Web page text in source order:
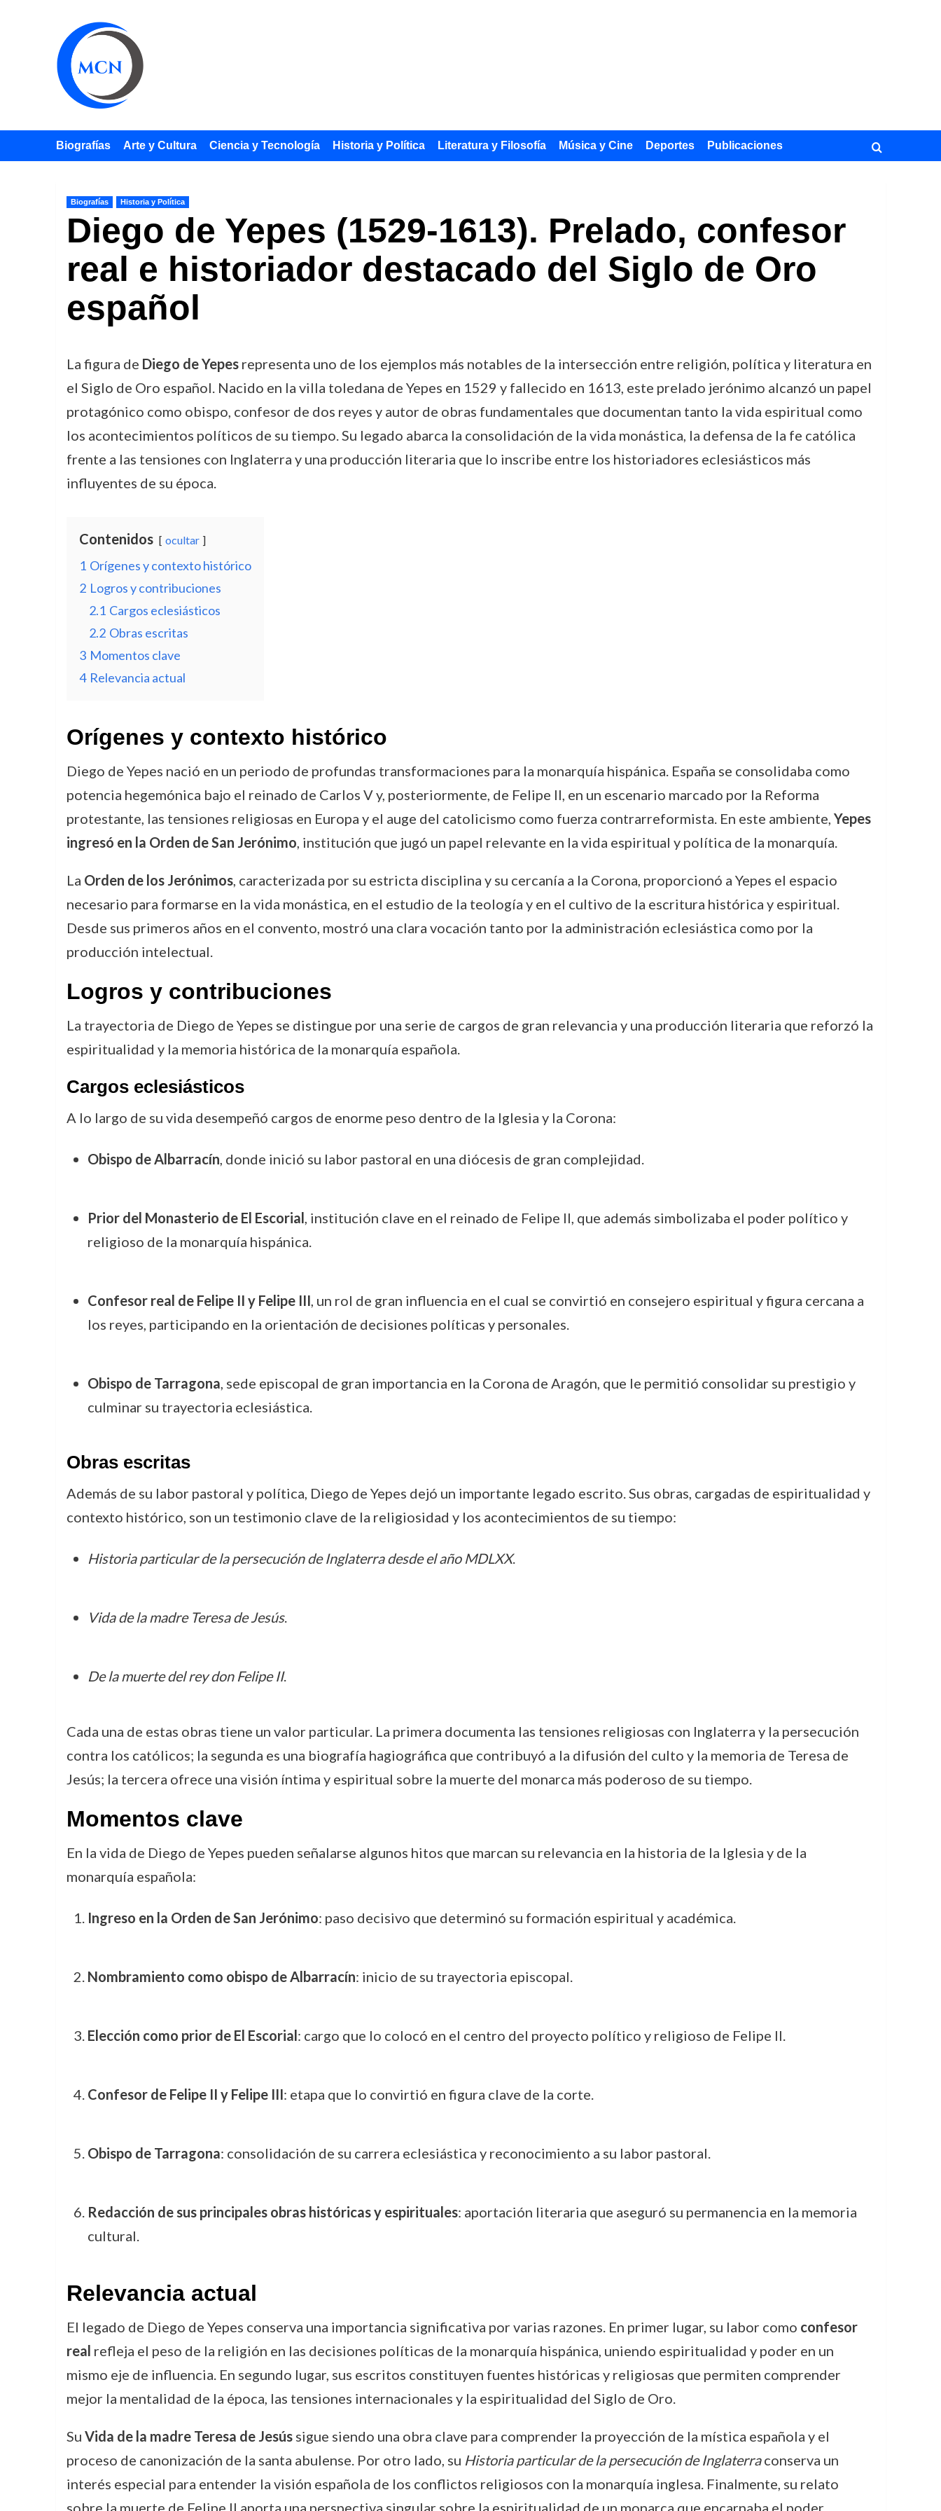
Biografías Arte y Cultura Ciencia y Tecnología Historia y Política Literatura y Filosofía Música y Cine Deportes Publicaciones
Biografías Historia y Política
Diego de Yepes (1529-1613). Prelado, confesor
real e historiador destacado del Siglo de Oro
español
La figura de Diego de Yepesrepresenta uno de los ejemplos más notables de la intersección entre religión, política y literatura en
el Siglo de Oro español. Nacido en la villa toledana de Yepes en 1529 y fallecido en 1613, este prelado jerónimo alcanzó un papel
protagónico como obispo, confesor de dos reyes y autor de obras fundamentales que documentan tanto la vida espiritual como
los acontecimientos políticos de su tiempo. Su legado abarca la consolidación de la vida monástica, la defensa de la fe católica
frente a las tensiones con Inglaterra y una producción literaria que lo inscribe entre los historiadores eclesiásticos más
influyentes de su época.
Contenidos ocultar
1 Orígenes y contexto histórico
2 Logros y contribuciones
2.1 Cargos eclesiásticos
2.2 Obras escritas
3 Momentos clave
4 Relevancia actual
Orígenes y contexto histórico
Diego de Yepes nació en un periodo de profundas transformaciones para la monarquía hispánica. España se consolidaba como
potencia hegemónica bajo el reinado de Carlos V y, posteriormente, de Felipe II, en un escenario marcado por la Reforma
protestante, las tensiones religiosas en Europa y el auge del catolicismo como fuerza contrarreformista. En este ambiente, Yepes
ingresó en la Orden de San Jerónimo, institución que jugó un papel relevante en la vida espiritual y política de la monarquía.
La Orden de los Jerónimos, caracterizada por su estricta disciplina y su cercanía a la Corona, proporcionó a Yepes el espacio
necesario para formarse en la vida monástica, en el estudio de la teología y en el cultivo de la escritura histórica y espiritual.
Desde sus primeros años en el convento, mostró una clara vocación tanto por la administración eclesiástica como por la
producción intelectual.
Logros y contribuciones
La trayectoria de Diego de Yepes se distingue por una serie de cargos de gran relevancia y una producción literaria que reforzó la
espiritualidad y la memoria histórica de la monarquía española.
Cargos eclesiásticos
A lo largo de su vida desempeñó cargos de enorme peso dentro de la Iglesia y la Corona:
Obispo de Albarracín, donde inició su labor pastoral en una diócesis de gran complejidad.
Prior del Monasterio de El Escorial, institución clave en el reinado de Felipe II, que además simbolizaba el poder político y
religioso de la monarquía hispánica.
Confesor real de Felipe II y Felipe III, un rol de gran influencia en el cual se convirtió en consejero espiritual y figura cercana a
los reyes, participando en la orientación de decisiones políticas y personales.
Obispo de Tarragona, sede episcopal de gran importancia en la Corona de Aragón, que le permitió consolidar su prestigio y
culminar su trayectoria eclesiástica.
Obras escritas
Además de su labor pastoral y política, Diego de Yepes dejó un importante legado escrito. Sus obras, cargadas de espiritualidad y
contexto histórico, son un testimonio clave de la religiosidad y los acontecimientos de su tiempo:
Historia particular de la persecución de Inglaterra desde el año MDLXX.
Vida de la madre Teresa de Jesús.
De la muerte del rey don Felipe II.
Cada una de estas obras tiene un valor particular. La primera documenta las tensiones religiosas con Inglaterra y la persecución
contra los católicos; la segunda es una biografía hagiográfica que contribuyó a la difusión del culto y la memoria de Teresa de
Jesús; la tercera ofrece una visión íntima y espiritual sobre la muerte del monarca más poderoso de su tiempo.
Momentos clave
En la vida de Diego de Yepes pueden señalarse algunos hitos que marcan su relevancia en la historia de la Iglesia y de la
monarquía española:
Ingreso en la Orden de San Jerónimo: paso decisivo que determinó su formación espiritual y académica.
Nombramiento como obispo de Albarracín: inicio de su trayectoria episcopal.
Elección como prior de El Escorial: cargo que lo colocó en el centro del proyecto político y religioso de Felipe II.
Confesor de Felipe II y Felipe III: etapa que lo convirtió en figura clave de la corte.
Obispo de Tarragona: consolidación de su carrera eclesiástica y reconocimiento a su labor pastoral.
Redacción de sus principales obras históricas y espirituales: aportación literaria que aseguró su permanencia en la memoria
cultural.
Relevancia actual
El legado de Diego de Yepes conserva una importancia significativa por varias razones. En primer lugar, su labor como confesor
real refleja el peso de la religión en las decisiones políticas de la monarquía hispánica, uniendo espiritualidad y poder en un
mismo eje de influencia. En segundo lugar, sus escritos constituyen fuentes históricas y religiosas que permiten comprender
mejor la mentalidad de la época, las tensiones internacionales y la espiritualidad del Siglo de Oro.
Su Vida de la madre Teresa de Jesússigue siendo una obra clave para comprender la proyección de la mística española y el
proceso de canonización de la santa abulense. Por otro lado, su Historia particular de la persecución de Inglaterraconserva un
interés especial para entender la visión española de los conflictos religiosos con la monarquía inglesa. Finalmente, su relato
sobre la muerte de Felipe II aporta una perspectiva singular sobre la espiritualidad de un monarca que encarnaba el poder